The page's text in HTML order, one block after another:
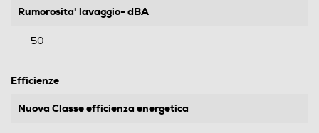
Rumorosita' lavaggio- dBA
50
Efficienze
Nuova Classe efficienza energetica